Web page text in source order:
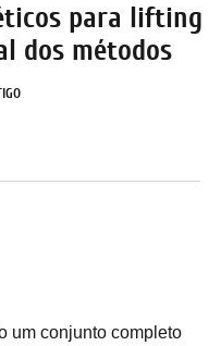
para lifting
dos métodos
um conjunto completo